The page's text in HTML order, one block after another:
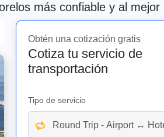
más confiable y al mejor
Obtén una cotización gratis
Cotiza tu servicio de
transportación
Tipo de servicio